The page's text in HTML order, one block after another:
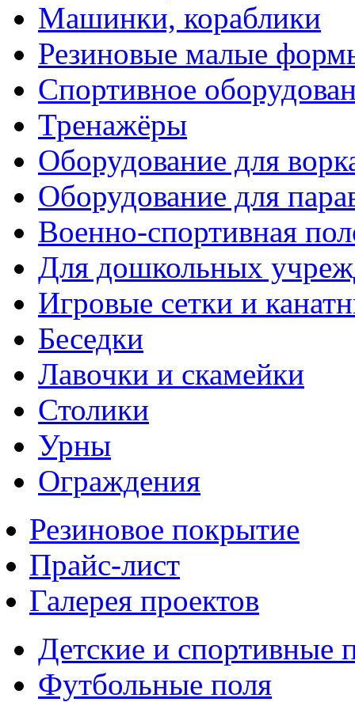
Машинки, кораблики
Резиновые малые
Спортивное
Тренажёры
Оборудование для
Оборудование для
Военно-спортивная
Для дошкольных
Игровые сетки и
Беседки
Лавочки и скамейки
Столики
Урны
Ограждения
Резиновое покрытие
Прайс-лист
Галерея проектов
Детские и спортивные
Футбольные поля